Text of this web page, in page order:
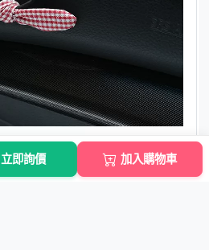
立即詢價 加入購物車